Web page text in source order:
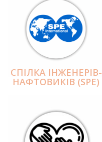
СПІЛКА ІНЖЕНЕРІВ-
НАФТОВИКІВ (SPE)